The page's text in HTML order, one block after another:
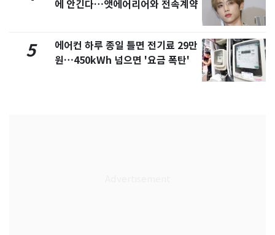
에 안긴다…앳에어리어와 전속계약
5
에어컨 하루 종일 틀면 전기료 29만
원…450kWh 넘으면 '요금 폭탄'